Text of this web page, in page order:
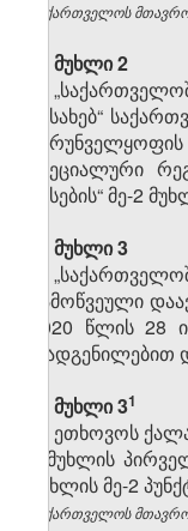
საქართველოს
მუხლი 2
შესახებ“
სპეციალური
წესების“ მე-2
მუხლი 3
გამოწვეული
2020 წლის 28
დადგენილებით
მუხლი 3​1
ეთხოვოს
მუხლის
მუხლის მე-2
საქართველოს